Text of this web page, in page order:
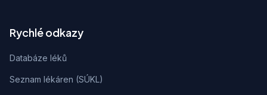
Rychlé odkazy
Databáze léků
Seznam lékáren (SÚKL)